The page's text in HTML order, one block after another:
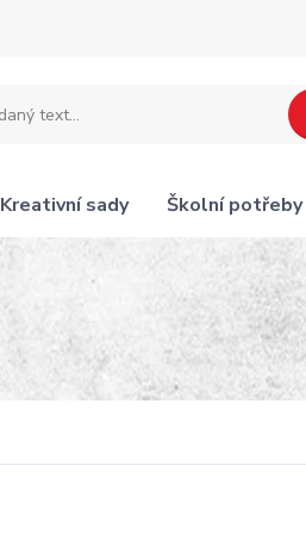
Kreativní sady Školní potřeby